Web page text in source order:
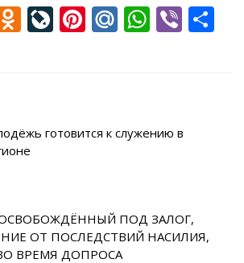
O
d
kl
as
ki
Li
v
r
Pi
nt
M
ai
W
h
p
Vi
b
готовится к служению в
ПОД ЗАЛОГ,
ОТ ПОСЛЕДСТВИЙ НАСИЛИЯ,
ВРЕМЯ ДОПРОСА